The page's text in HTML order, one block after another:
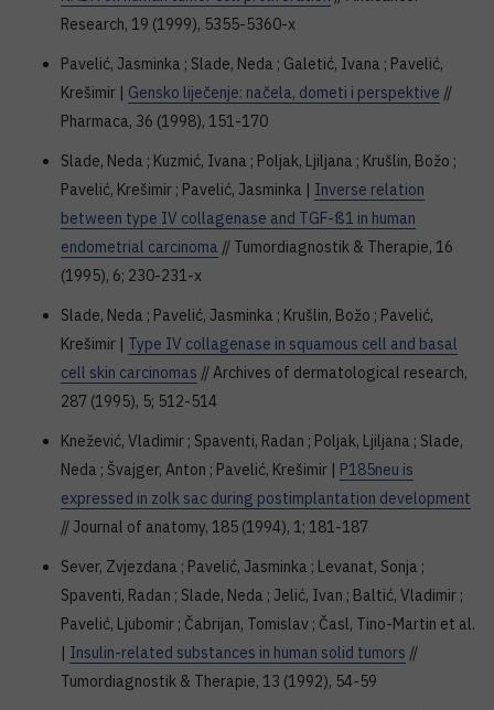
Research, 19 (1999), 5355-5360-x
Pavelić, Jasminka ; Slade, Neda ; Galetić, Ivana ; Pavelić,
Krešimir | Gensko liječenje: načela, dometi i perspektive //
Pharmaca, 36 (1998), 151-170
Slade, Neda ; Kuzmić, Ivana ; Poljak, Ljiljana ; Krušlin, Božo ;
Pavelić, Krešimir ; Pavelić, Jasminka | Inverse relation
between type IV collagenase and TGF-ß1 in human
endometrial carcinoma // Tumordiagnostik & Therapie, 16
(1995), 6; 230-231-x
Slade, Neda ; Pavelić, Jasminka ; Krušlin, Božo ; Pavelić,
Krešimir | Type IV collagenase in squamous cell and basal
cell skin carcinomas // Archives of dermatological research,
287 (1995), 5; 512-514
Knežević, Vladimir ; Spaventi, Radan ; Poljak, Ljiljana ; Slade,
Neda ; Švajger, Anton ; Pavelić, Krešimir | P185neu is
expressed in zolk sac during postimplantation development
// Journal of anatomy, 185 (1994), 1; 181-187
Sever, Zvjezdana ; Pavelić, Jasminka ; Levanat, Sonja ;
Spaventi, Radan ; Slade, Neda ; Jelić, Ivan ; Baltić, Vladimir ;
Pavelić, Ljubomir ; Čabrijan, Tomislav ; Časl, Tino-Martin et al.
| Insulin-related substances in human solid tumors //
Tumordiagnostik & Therapie, 13 (1992), 54-59